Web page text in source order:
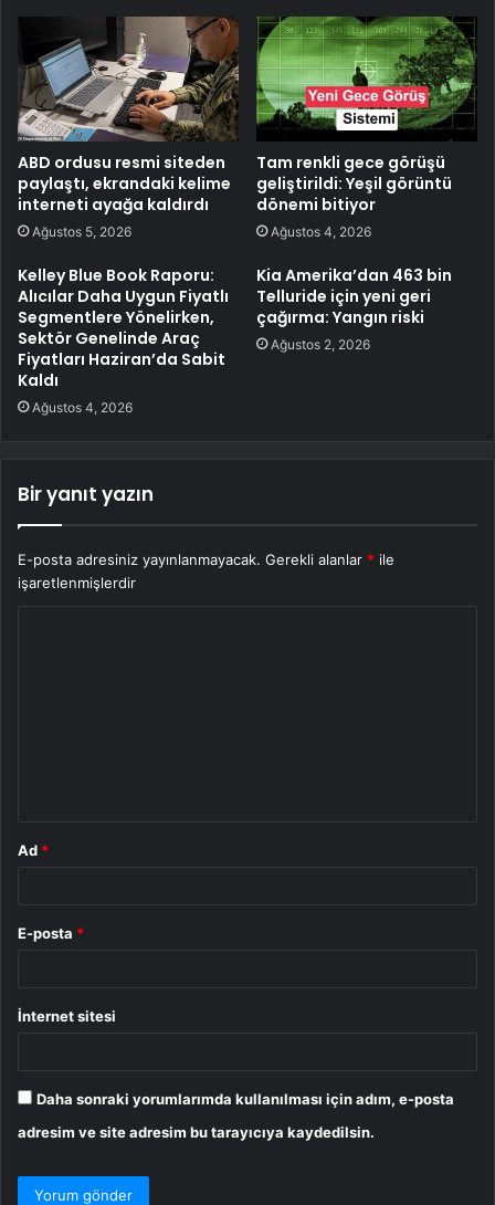
ABD ordusu resmi siteden
paylaştı, ekrandaki kelime
interneti ayağa kaldırdı
Ağustos 5, 2026
Tam renkli gece görüşü
geliştirildi: Yeşil görüntü
dönemi bitiyor
Ağustos 4, 2026
Kelley Blue Book Raporu:
Alıcılar Daha Uygun Fiyatlı
Segmentlere Yönelirken,
Sektör Genelinde Araç
Fiyatları Haziran’da Sabit
Kaldı
Ağustos 4, 2026
Kia Amerika’dan 463 bin
Telluride için yeni geri
çağırma: Yangın riski
Ağustos 2, 2026
Bir yanıt yazın
E-posta adresiniz yayınlanmayacak. Gerekli alanlar * ile
işaretlenmişlerdir
Ad *
E-posta *
İnternet sitesi
Daha sonraki yorumlarımda kullanılması için adım, e-posta
adresim ve site adresim bu tarayıcıya kaydedilsin.